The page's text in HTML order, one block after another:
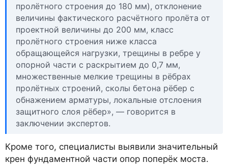
пролётного строения до 180 мм), отклонение
величины фактического расчётного пролёта от
проектной величины до 200 мм, класс
пролётного строения ниже класса
обращающейся нагрузки, трещины в ребре у
опорной части с раскрытием до 0,7 мм,
множественные мелкие трещины в рёбрах
пролётных строений, сколы бетона рёбер с
обнажением арматуры, локальные отслоения
защитного слоя рёбер», — говорится в
заключении экспертов.
Кроме того, специалисты выявили значительный
крен фундаментной части опор поперёк моста.